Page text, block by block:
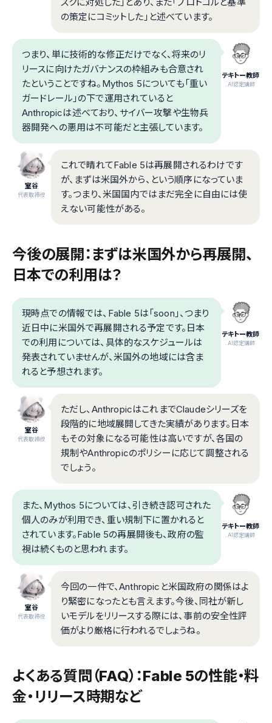
の策定にコミットした」と述べています。
テキトー教師
.AI認定講師
つまり、単に技術的な修正だけでなく、将来のリ
リースに向けたガバナンスの枠組みも合意され
たということですね。Mythos 5についても「重い
ガードレール」の下で運用されていると
Anthropicは述べており、サイバー攻撃や生物兵
器開発への悪用は不可能だと主張しています。
室谷
代表取締役
これで晴れてFable 5は再展開されるわけです
が、まずは米国外から、という順序になっていま
す。つまり、米国国内ではまだ完全に自由には使
えない可能性がある。
今後の展開：まずは米国外から再展開、
日本での利用は？
テキトー教師
.AI認定講師
現時点での情報では、Fable 5は「soon」、つまり
近日中に米国外で再展開される予定です。日本
での利用については、具体的なスケジュールは
発表されていませんが、米国外の地域には含ま
れると予想されます。
室谷
代表取締役
ただし、AnthropicはこれまでClaudeシリーズを
段階的に地域展開してきた実績があります。日本
もその対象になる可能性は高いですが、各国の
規制やAnthropicのポリシーに応じて調整される
でしょう。
テキトー教師
.AI認定講師
また、Mythos 5については、引き続き認可された
個人のみが利用でき、重い規制下に置かれると
されています。Fable 5の再展開後も、政府の監
視は続くものと思われます。
室谷
代表取締役
今回の一件で、Anthropicと米国政府の関係はよ
り緊密になったとも言えます。今後、同社が新し
いモデルをリリースする際には、事前の安全性評
価がより厳格に行われるでしょうね。
よくある質問（FAQ）：Fable 5の性能・料
金・リリース時期など